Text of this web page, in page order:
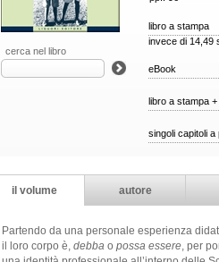
cerca nel libro
libro a stampa
invece di 14,49
eBook
libro a stampa +
singoli capitoli a
il volume autore
Partendo da una personale esperienza
il loro corpo è, debba o possa essere, per